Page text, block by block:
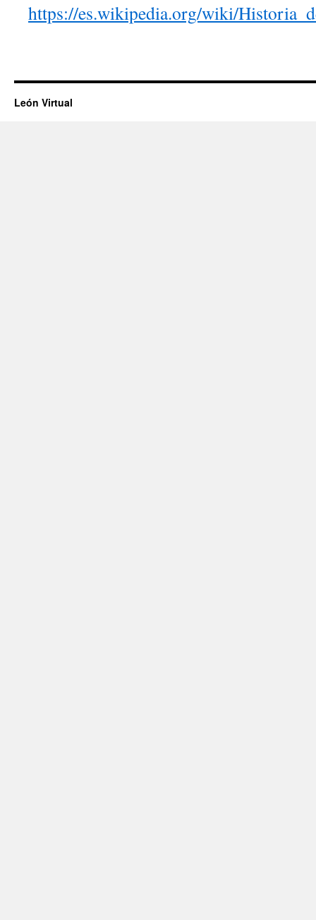
https://es.wikipedia.org/wiki/
León Virtual